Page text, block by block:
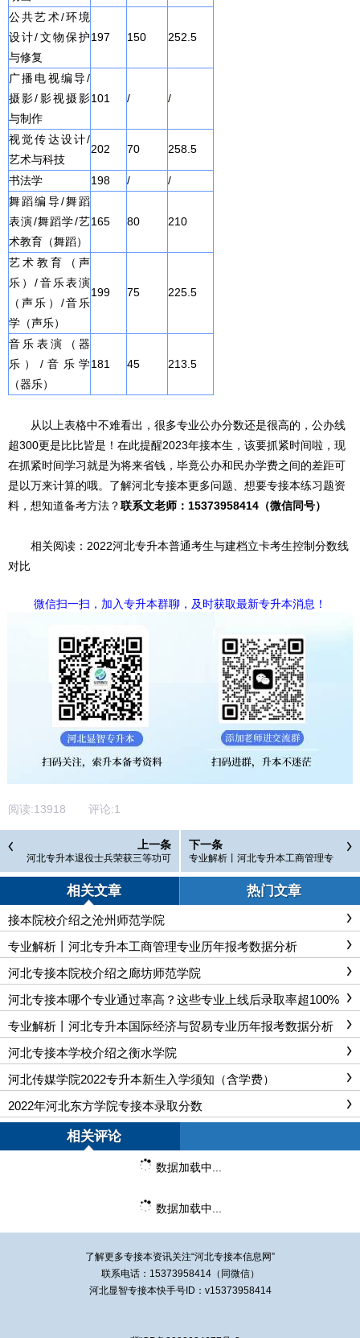
公共艺术/环境
设计/文物保护
与修复
197 150 252.5
广播电视编导/
摄影/影视摄影
与制作
101 / /
视觉传达设计/
艺术与科技
202 70 258.5
书法学 198 /
/
舞蹈编导/舞蹈
表演/舞蹈学/艺
术教育（舞蹈）
165 80 210
艺术教育（声
乐）/音乐表演
（声乐）/音乐
学（声乐）
199 75 225.5
音乐表演（器
乐）/音乐学
（器乐）
181 45 213.5
从以上表格中不难看出，很多专业公办分数还是很高的，公办线
超300更是比比皆是！在此提醒2023年接本生，该要抓紧时间啦，现
在抓紧时间学习就是为将来省钱，毕竟公办和民办学费之间的差距可
是以万来计算的哦。了解河北专接本更多问题、想要专接本练习题资
料，想知道备考方法？联系文老师：15373958414（微信同号）
相关阅读： 2022河北专升本普通考生与建档立卡考生控制分数线
对比
微信扫一扫，加入专升本群聊，及时获取最新专升本消息！
阅读:13918 评论:1
上一条
河北专升本退役士兵荣获三等功可
申请免试升本科！
下一条
专业解析丨河北专升本工商管理专
业历年报考数据分析
相关文章 热门文章
接本院校介绍之沧州师范学院
专业解析丨河北专升本工商管理专业历年报考数据分析
河北专接本院校介绍之廊坊师范学院
河北专接本哪个专业通过率高？这些专业上线后录取率超100%
专业解析丨河北专升本国际经济与贸易专业历年报考数据分析
河北专接本学校介绍之衡水学院
河北传媒学院2022专升本新生入学须知（含学费）
​2022年河北东方学院专接本录取分数
相关评论
数据加载中...
数据加载中...
了解更多专接本资讯关注“河北专接本信息网”
联系电话：15373958414（同微信）
河北显智专接本快手号ID：v15373958414